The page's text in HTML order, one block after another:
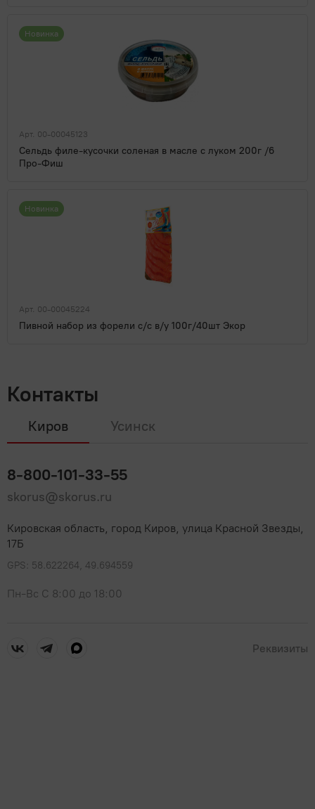
Новинка
Арт. 00-00045123
Сельдь филе-кусочки соленая в масле с луком 200г /6
Про-Фиш
Новинка
Арт. 00-00045224
Пивной набор из форели с/с в/у 100г/40шт Экор
Контакты
Киров Усинск
8-800-101-33-55
skorus@skorus.ru
Кировская область, город Киров, улица Красной Звезды,
17Б
GPS: 58.622264, 49.694559
Пн-Вс С 8:00 до 18:00
Реквизиты